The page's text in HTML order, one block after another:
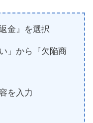
金』を選択
」から『欠陥商
を入力